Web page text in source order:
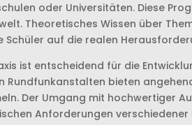
oder Universitäten. Diese
Theoretisches Wissen über
Schüler auf die realen
ist entscheidend für die
Rundfunkanstalten bieten
Der Umgang mit hochwertiger
Anforderungen